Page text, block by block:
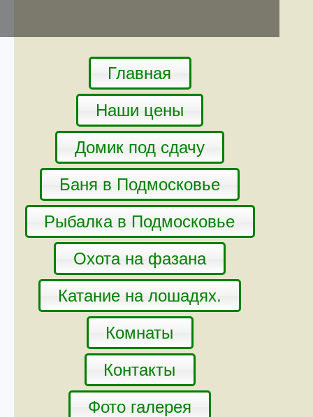
Главная
Наши цены
Домик под сдачу
Баня в Подмосковье
Рыбалка в Подмосковье
Охота на фазана
Катание на лошадях.
Комнаты
Контакты
Фото галерея